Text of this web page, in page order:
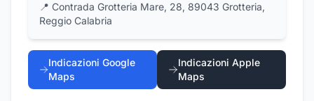
📍 Contrada Grotteria Mare, 28, 89043 Grotteria,
Reggio Calabria
Indicazioni Google
Maps
Indicazioni Apple
Maps